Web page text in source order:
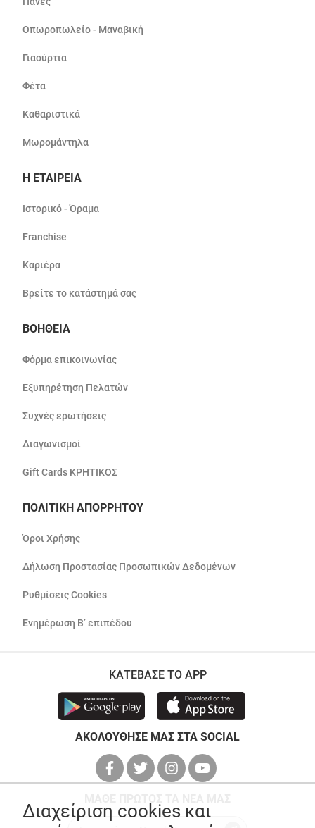
Οπωροπωλείο - Μαναβική
Γιαούρτια
Φέτα
Καθαριστικά
Μωρομάντηλα
Η ΕΤΑΙΡΕΙΑ
Ιστορικό - Όραμα
Franchise
Καριέρα
Βρείτε το κατάστημά σας
ΒΟΗΘΕΙΑ
Φόρμα επικοινωνίας
Εξυπηρέτηση Πελατών
Συχνές ερωτήσεις
Διαγωνισμοί
Gift Cards ΚΡΗΤΙΚΟΣ
ΠΟΛΙΤΙΚΗ ΑΠΟΡΡΗΤΟΥ
Όροι Χρήσης
Δήλωση Προστασίας Προσωπικών Δεδομένων
Ρυθμίσεις Cookies
Ενημέρωση Β’ επιπέδου
ΚΑΤΕΒΑΣΕ ΤΟ APP
ΑΚΟΛΟΥΘΗΣΕ ΜΑΣ ΣΤΑ SOCIAL
Διαχείριση cookies και